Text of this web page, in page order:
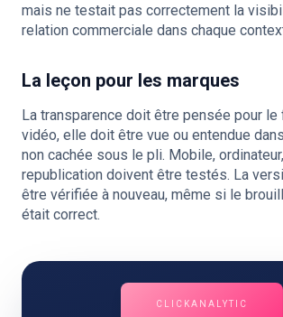
mais ne testait pas correctement la
relation commerciale dans chaque
La leçon pour les marques
La transparence doit être pensée pour le
vidéo, elle doit être vue ou entendue
non cachée sous le pli. Mobile,
republication doivent être testés. La
être vérifiée à nouveau, même si le
était correct.
CLICKANALYTIC